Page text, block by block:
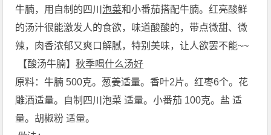
牛腩，用自制的四川泡菜和小番茄搭配牛腩。红亮酸鲜
的汤汁很能激发人的食欲，味道酸酸的，带点微甜、微
辣， 肉香浓郁又爽口解腻，特别美味，让人欲罢不能~~
【酸汤牛腩】秋季喝什么汤好
原料：牛腩 500克。葱姜适量。香叶2片。红枣6个。花
雕酒适量。自制四川泡菜 适量。小番茄 100克。盐 适
量。胡椒粉 适量。